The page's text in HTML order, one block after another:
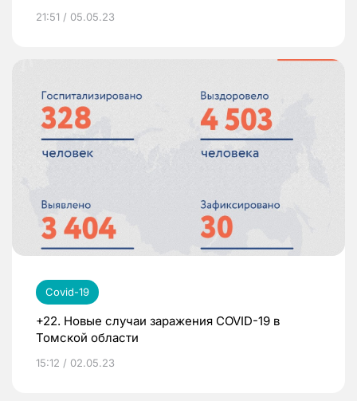
21:51 / 05.05.23
Covid-19
+22. Новые случаи заражения COVID-19 в
Томской области
15:12 / 02.05.23